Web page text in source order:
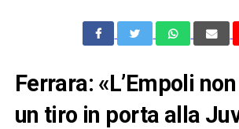
Ferrara: «L’Empoli
un tiro in porta alla